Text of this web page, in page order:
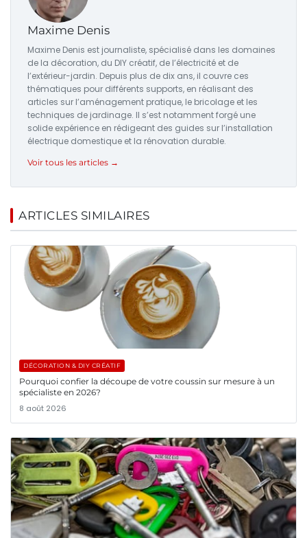
Maxime Denis
Maxime Denis est journaliste, spécialisé dans les domaines
de la décoration, du DIY créatif, de l’électricité et de
l’extérieur-jardin. Depuis plus de dix ans, il couvre ces
thématiques pour différents supports, en réalisant des
articles sur l’aménagement pratique, le bricolage et les
techniques de jardinage. Il s’est notamment forgé une
solide expérience en rédigeant des guides sur l’installation
électrique domestique et la rénovation durable.
Voir tous les articles →
ARTICLES SIMILAIRES
DÉCORATION & DIY CRÉATIF
Pourquoi confier la découpe de votre coussin sur mesure à un
spécialiste en 2026?
8 août 2026